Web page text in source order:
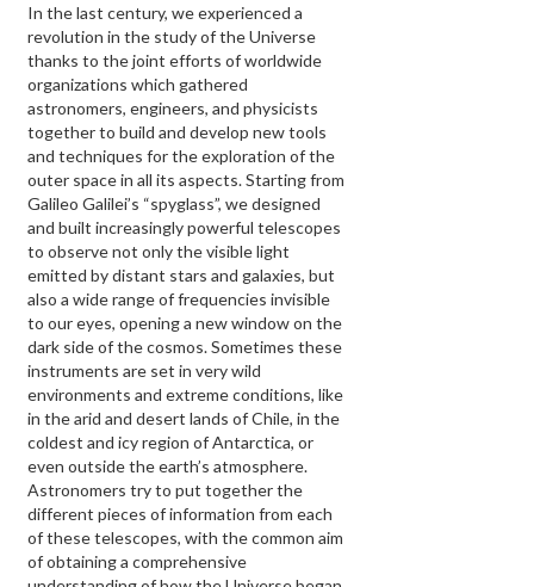
In the last century, we experienced a
revolution in the study of the Universe
thanks to the joint efforts of worldwide
organizations which gathered
astronomers, engineers, and physicists
together to build and develop new tools
and techniques for the exploration of the
outer space in all its aspects. Starting from
Galileo Galilei’s “spyglass”, we designed
and built increasingly powerful telescopes
to observe not only the visible light
emitted by distant stars and galaxies, but
also a wide range of frequencies invisible
to our eyes, opening a new window on the
dark side of the cosmos. Sometimes these
instruments are set in very wild
environments and extreme conditions, like
in the arid and desert lands of Chile, in the
coldest and icy region of Antarctica, or
even outside the earth’s atmosphere.
Astronomers try to put together the
different pieces of information from each
of these telescopes, with the common aim
of obtaining a comprehensive